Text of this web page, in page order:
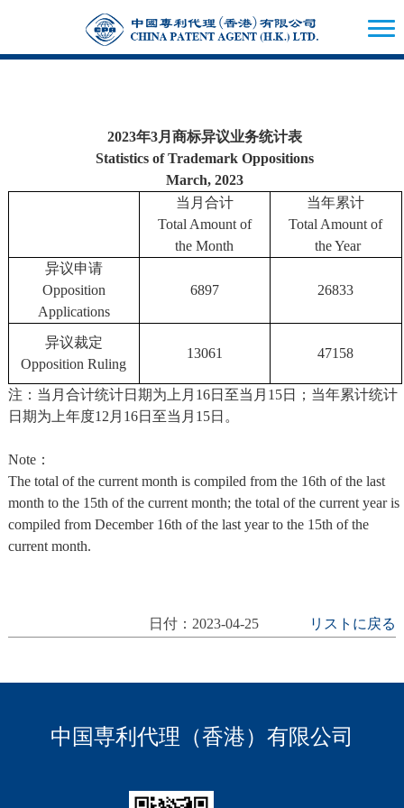
2023年3月商标异议业务统计表
Statistics of Trademark Oppositions
March, 2023
当月合计
Total Amount of
the Month
当年累计
Total Amount of
the Year
异议申请
Opposition
Applications
6897 26833
异议裁定
Opposition Ruling
13061 47158
注：当月合计统计日期为上月16日至当月15日；当年累计统计
日期为上年度12月16日至当月15日。
Note：
The total of the current month is compiled from the 16th of the last
month to the 15th of the current month; the total of the current year is
compiled from December 16th of the last year to the 15th of the
current month.
日付：2023-04-25 リストに戻る
中国専利代理（香港）有限公司